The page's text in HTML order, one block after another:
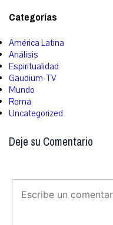
Categorías
América Latina
Análisis
Espiritualidad
Gaudium-TV
Mundo
Roma
Uncategorized
Deje su Comentario